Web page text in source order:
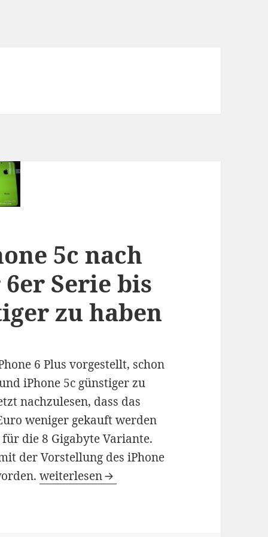
5c nach
Serie bis
zu haben
6 Plus vorgestellt, schon
iPhone 5c günstiger zu
nachzulesen, dass das
weniger gekauft werden
die 8 Gigabyte Variante.
der Vorstellung des iPhone
iPhone 5s und iPhone 5c nach
weiterlesen